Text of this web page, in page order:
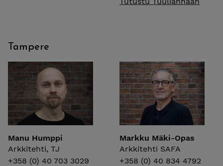
Tampere
Manu Humppi
Arkkitehti, TJ
+358 (0) 40 703 3029
Markku Mäki-Opas
Arkkitehti SAFA
+358 (0) 40 834 4792